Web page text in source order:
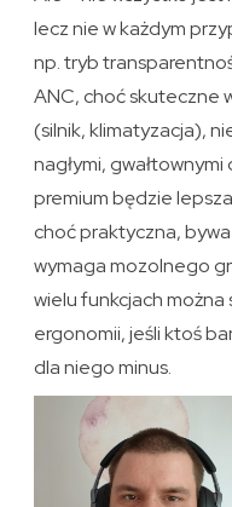
lecz nie w każdym
np. tryb
ANC, choć skuteczne
(silnik, klimatyzacja),
nagłymi,
premium będzie
choć praktyczna,
wymaga mozolnego
wielu funkcjach
ergonomii, jeśli ktoś
dla niego minus.